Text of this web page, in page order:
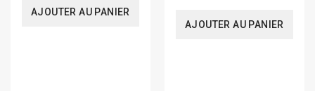
AJOUTER AU PANIER
AJOUTER AU PANIER